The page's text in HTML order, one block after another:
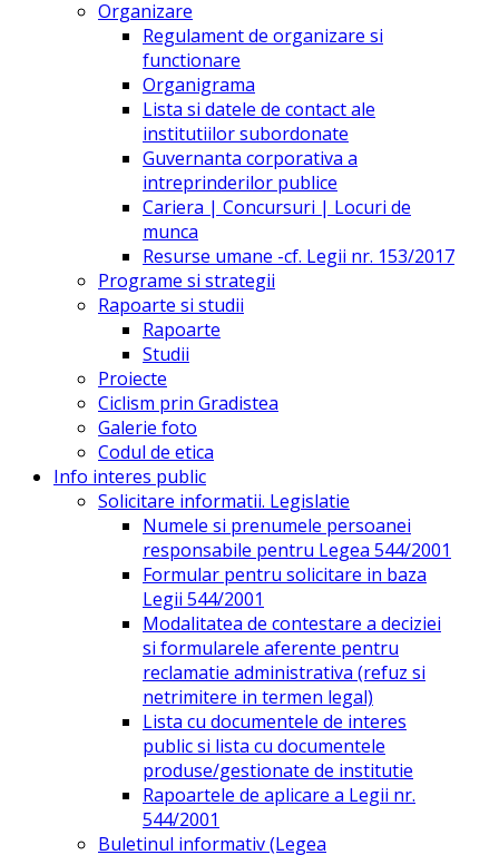
Organizare
Regulament de organizare si
functionare
Organigrama
Lista si datele de contact ale
institutiilor subordonate
Guvernanta corporativa a
intreprinderilor publice
Cariera | Concursuri | Locuri de
munca
Resurse umane -cf. Legii nr. 153/2017
Programe si strategii
Rapoarte si studii
Rapoarte
Studii
Proiecte
Ciclism prin Gradistea
Galerie foto
Codul de etica
Info interes public
Solicitare informatii. Legislatie
Numele si prenumele persoanei
responsabile pentru Legea 544/2001
Formular pentru solicitare in baza
Legii 544/2001
Modalitatea de contestare a deciziei
si formularele aferente pentru
reclamatie administrativa (refuz si
netrimitere in termen legal)
Lista cu documentele de interes
public si lista cu documentele
produse/gestionate de institutie
Rapoartele de aplicare a Legii nr.
544/2001
Buletinul informativ (Legea